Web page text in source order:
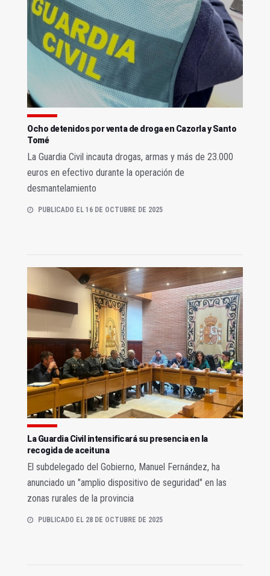
Ocho detenidos por venta de droga en Cazorla y Santo
Tomé
La Guardia Civil incauta drogas, armas y más de 23.000
euros en efectivo durante la operación de
desmantelamiento
PUBLICADO EL 16 DE OCTUBRE DE 2025
La Guardia Civil intensificará su presencia en la
recogida de aceituna
El subdelegado del Gobierno, Manuel Fernández, ha
anunciado un "amplio dispositivo de seguridad" en las
zonas rurales de la provincia
PUBLICADO EL 28 DE OCTUBRE DE 2025